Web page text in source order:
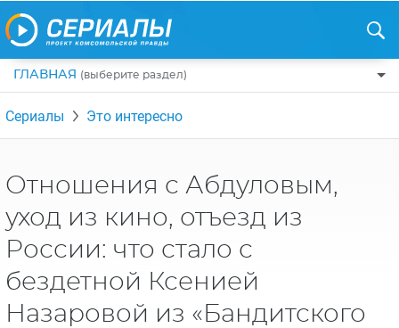
ГЛАВНАЯ (выберите раздел)
ПО ЖАНРАМ
КОМЕДИИ
ДРАМЫ
БОЕВИКИ
ТРИЛЛЕРЫ
ФЭНТЕЗИ
США
АНГЛИЯ
ИТАЛИЯ
ТУРЦИЯ
РЕЦЕНЗИИ
НА ВЫХОДНЫЕ
НОВОСТИ
ИНТЕРЕСНО
НОВОСТИ ТУРЕЦКИХ СЕРИАЛОВ
Сериалы Это интересно
Отношения с Абдуловым,
уход из кино, отъезд из
России: что стало с
бездетной Ксенией
Назаровой из «Бандитского